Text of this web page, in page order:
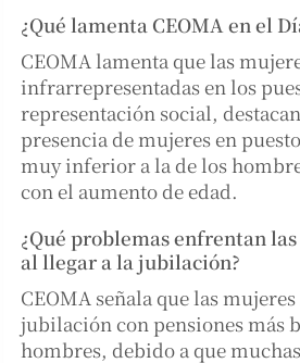
¿Qué lamenta CEOMA en el
CEOMA lamenta que las
infrarrepresentadas en los
representación social,
presencia de mujeres en
muy inferior a la de los
con el aumento de edad.
¿Qué problemas enfrentan
al llegar a la jubilación?
CEOMA señala que las
jubilación con pensiones más
hombres, debido a que